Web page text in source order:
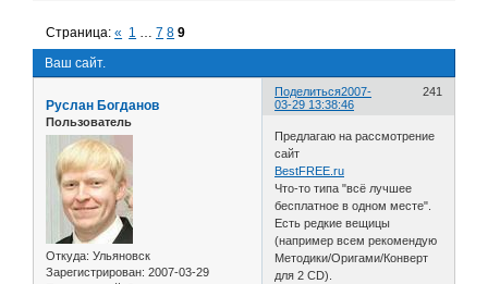
Ваш сайт.
Страница:« 1 … 7 8 9
Поделиться 241
2007-
03-29 13:38:46
Руслан Богданов
Пользователь
Откуда: Ульяновск
Зарегистрирован: 2007-03-29
Предлагаю на рассмотрение
сайт
BestFREE.ru
Что-то типа "всё лучшее
бесплатное в одном месте".
Есть редкие вещицы
(например всем рекомендую
Методики/Оригами/Конверт
для 2 CD).